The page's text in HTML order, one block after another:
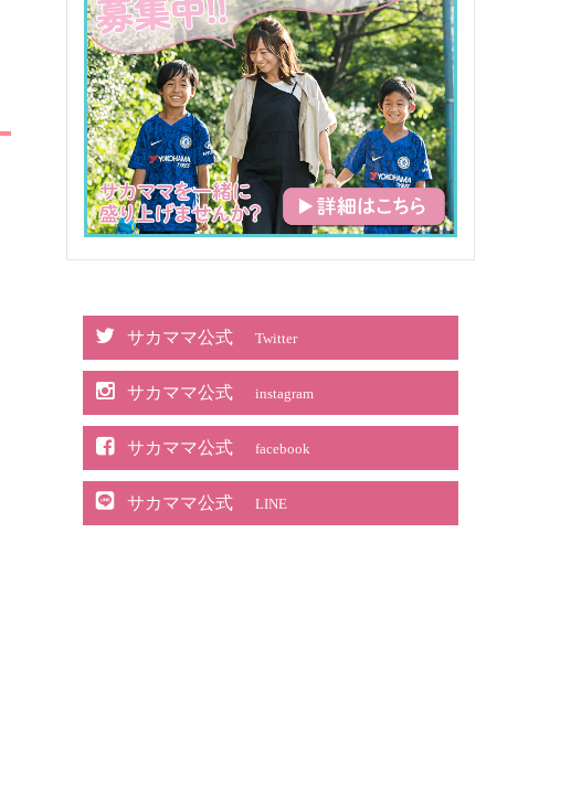
サカママ公式 Twitter
サカママ公式 instagram
サカママ公式 facebook
サカママ公式 LINE